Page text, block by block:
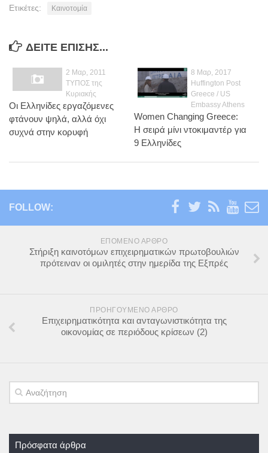
Επικοινωνία
Ετικέτες: Καινοτομία
ΔΕΊΤΕ ΕΠΊΣΗΣ...
2 Μαρ, 2011
ΤΥΠΟΣ της
Κυριακής
Οι Ελληνίδες εργαζόμενες
φτάνουν ψηλά, αλλά όχι
συχνά στην κορυφή
8 Μαρ, 2017
Huffington Post
Greece / US
Embassy Athens
Women Changing Greece:
Η σειρά μίνι ντοκιμαντέρ για
9 Ελληνίδες
FOLLOW:
ΕΠΌΜΕΝΟ ΆΡΘΡΟ
Στήριξη καινοτόμων επιχειρηματικών πρωτοβουλιών
πρότειναν οι ομιλητές στην ημερίδα της Εξπρές
ΠΡΟΗΓΟΎΜΕΝΟ ΆΡΘΡΟ
Επιχειρηματικότητα και ανταγωνιστικότητα της
οικονομίας σε περιόδους κρίσεων (2)
Πρόσφατα άρθρα